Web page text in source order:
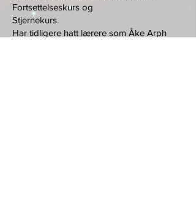
Fortsettelseskurs og
Stjernekurs.
Har tidligere hatt lærere som Åke Arph